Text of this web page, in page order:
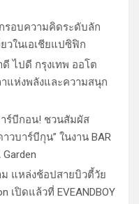
รอบความคิดระดับลัก
วในเอเชียแปซิฟิก
ไปดี กรุงเทพ ออโต
าแห่งพลังและความสนุก
าร์บีกอน! ชวนสัมผัส
วบาร์บีกุน” ในงาน BAR
Garden
แหล่งช้อปสายบิวตี้วัย
เปิดแล้วที่ EVEANDBOY